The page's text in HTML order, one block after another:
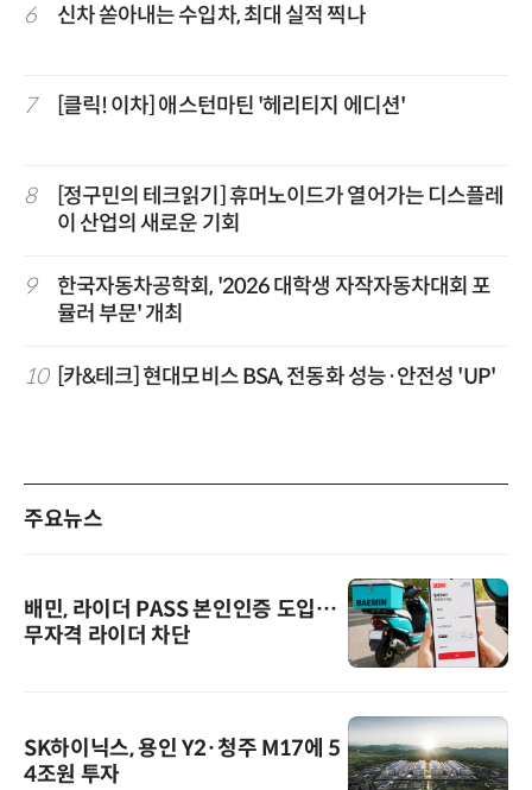
6 신차 쏟아내는 수입차, 최대 실적 찍나
7 [클릭! 이차] 애스턴마틴 '헤리티지 에디션'
8
[정구민의 테크읽기] 휴머노이드가 열어가는 디스플레
이 산업의 새로운 기회
9
한국자동차공학회, '2026 대학생 자작자동차대회 포
뮬러 부문' 개최
10 [카&테크] 현대모비스 BSA, 전동화 성능·안전성 'UP'
주요뉴스
배민, 라이더 PASS 본인인증 도입…
무자격 라이더 차단
SK하이닉스, 용인 Y2·청주 M17에 5
4조원 투자